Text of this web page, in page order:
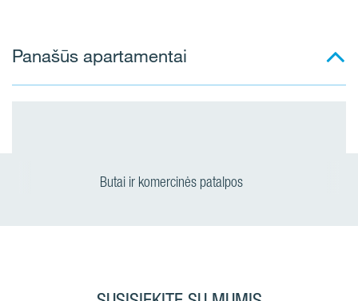
Panašūs apartamentai
Butai ir komercinės patalpos